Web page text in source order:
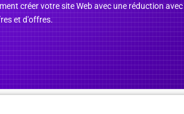
créer votre site Web avec une réduction
et d'offres.